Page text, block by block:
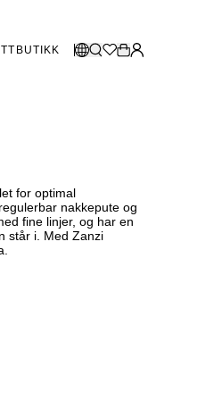
English
Svenska
for optimal
nakkepute og
fine linjer, og har en
står i. Med Zanzi